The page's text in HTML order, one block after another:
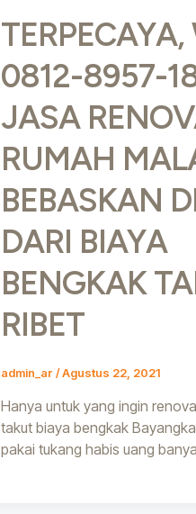
TERPECAYA,
0812-8957-
JASA
RUMAH
BEBASKAN
DARI BIAYA
BENGKAK
RIBET
admin_ar /Agustus 22, 2021
Hanya untuk yang ingin
takut biaya bengkak
pakai tukang habis uang